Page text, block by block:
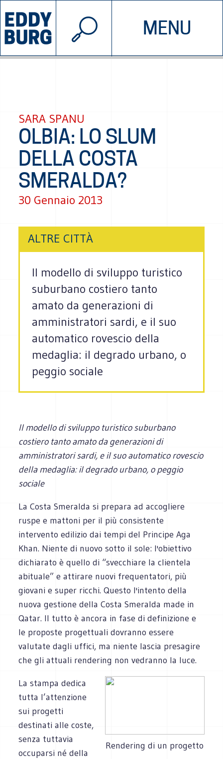
MENU
INIZIATIVE CHI SIAMO
© 2026 EDDYBURG
SARA SPANU
OLBIA: LO SLUM
DELLA COSTA
SMERALDA?
30 Gennaio 2013
ALTRE CITTÀ
Il modello di sviluppo turistico
suburbano costiero tanto
amato da generazioni di
amministratori sardi, e il suo
automatico rovescio della
medaglia: il degrado urbano, o
peggio sociale
Il modello di sviluppo turistico suburbano
costiero tanto amato da generazioni di
amministratori sardi, e il suo automatico rovescio
della medaglia: il degrado urbano, o peggio
sociale
La Costa Smeralda si prepara ad accogliere
ruspe e mattoni per il più consistente
intervento edilizio dai tempi del Principe Aga
Khan. Niente di nuovo sotto il sole: l'obiettivo
dichiarato è quello di “svecchiare la clientela
abituale” e attirare nuovi frequentatori, più
giovani e super ricchi. Questo l'intento della
nuova gestione della Costa Smeralda made in
Qatar. Il tutto è ancora in fase di definizione e
le proposte progettuali dovranno essere
valutate dagli uffici, ma niente lascia presagire
che gli attuali rendering non vedranno la luce.
Rendering di un progetto
La stampa dedica
tutta l’attenzione
sui progetti
destinati alle coste,
senza tuttavia
occuparsi né della